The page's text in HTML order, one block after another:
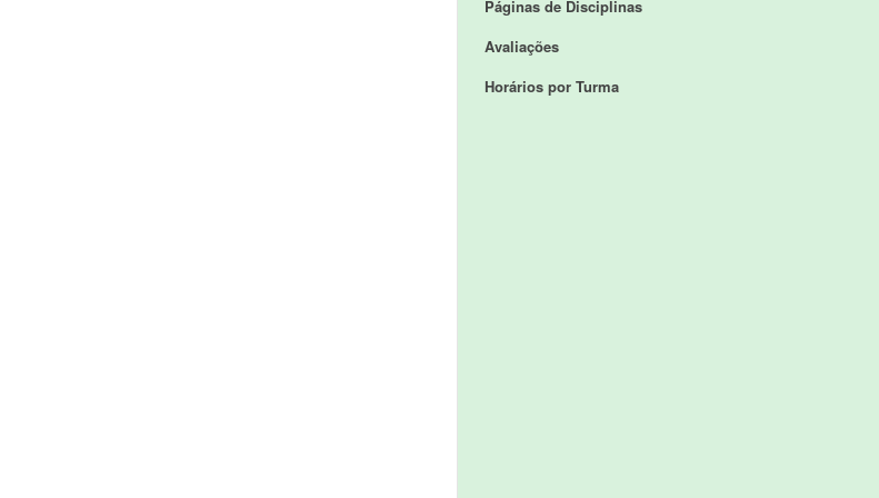
Páginas de Disciplinas
Avaliações
Horários por Turma